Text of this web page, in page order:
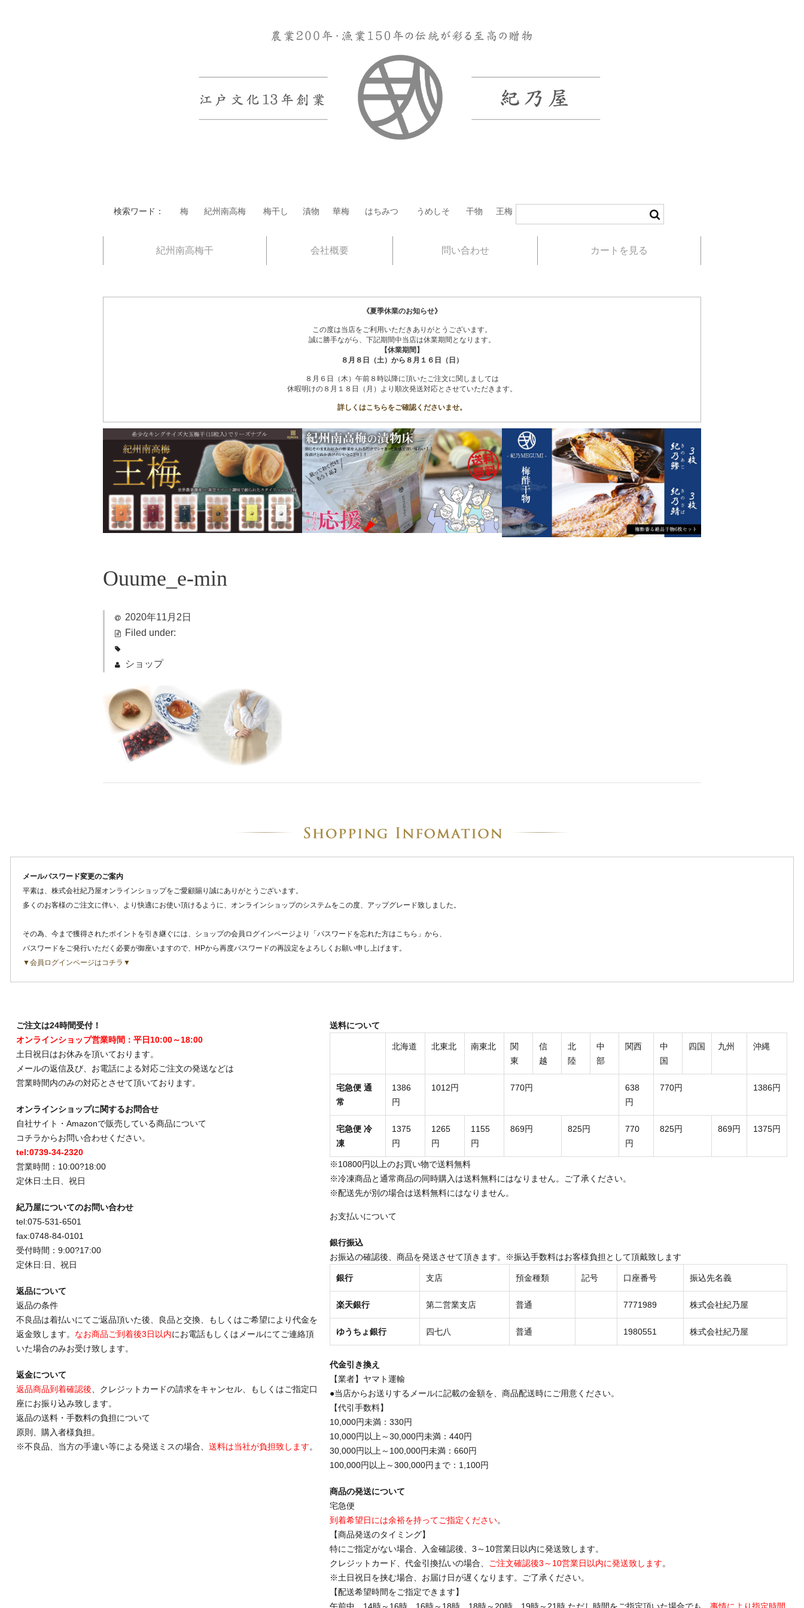
検索ワード： 梅 紀州南高梅 梅干し 漬物 華梅 はちみつ うめしそ 干物 王梅
紀州南高梅干 会社概要 問い合わせ カートを見る
《夏季休業のお知らせ》
この度は当店をご利用いただきありがとうございます。
誠に勝手ながら、下記期間中当店は休業期間となります。
【休業期間】
８月８日（土）から８月１６日（日）
８月６日（木）午前８時以降に頂いたご注文に関しましては
休暇明けの８月１８日（月）より順次発送対応とさせていただきます。
詳しくはこちらをご確認くださいませ。
Ouume_e-min
2020年11月2日
Filed under:
ショップ
メールパスワード変更のご案内
平素は、株式会社紀乃屋オンラインショップをご愛顧賜り誠にありがとうございます。
多くのお客様のご注文に伴い、より快適にお使い頂けるように、オンラインショップのシステムをこの度、アップグレード致しました。
その為、今まで獲得されたポイントを引き継ぐには、ショップの会員ログインページより「パスワードを忘れた方はこちら」から、
パスワードをご発行いただく必要が御座いますので、HPから再度パスワードの再設定をよろしくお願い申し上げます。
▼会員ログインページはコチラ▼
ご注文は24時間受付！
オンラインショップ営業時間：平日10:00～18:00
土日祝日はお休みを頂いております。
メールの返信及び、お電話による対応ご注文の発送などは
営業時間内のみの対応とさせて頂いております。
オンラインショップに関するお問合せ
自社サイト・Amazonで販売している商品について
コチラからお問い合わせください。
tel:0739-34-2320
営業時間：10:00?18:00
定休日:土日、祝日
紀乃屋についてのお問い合わせ
tel:075-531-6501
fax:0748-84-0101
受付時間：9:00?17:00
定休日:日、祝日
返品について
返品の条件
不良品は着払いにてご返品頂いた後、良品と交換、もしくはご希望により代金を
返金致します。 なお商品ご到着後3日以内にお電話もしくはメールにてご連絡頂
いた場合のみお受け致します。
返金について
返品商品到着確認後 、クレジットカードの請求をキャンセル、もしくはご指定口
座にお振り込み致します。
返品の送料・手数料の負担について
原則、購入者様負担。
※不良品、当方の手違い等による発送ミスの場合、送料は当社が負担致します。
送料について
北海道 北東北 南東北
関
東
信
越
北
陸
中
部
関西
中
国
四国 九州 沖縄
宅急便 通
常
1386
円
1012円 770円
638
円
770円 1386円
宅急便 冷
凍
1375
円
1265
円
1155
円
869円 825円
770
円
825円 869円 1375円
※10800円以上のお買い物で送料無料
※冷凍商品と通常商品の同時購入は送料無料にはなりません。ご了承ください。
※配送先が別の場合は送料無料にはなりません。
お支払いについて
銀行振込
お振込の確認後、商品を発送させて頂きます。※振込手数料はお客様負担として頂戴致します
銀行 支店 預金種類 記号 口座番号 振込先名義
楽天銀行 第二営業支店 普通 7771989 株式会社紀乃屋
ゆうちょ銀行 四七八 普通 1980551 株式会社紀乃屋
代金引き換え
【業者】ヤマト運輸
●当店からお送りするメールに記載の金額を、商品配送時にご用意ください。
【代引手数料】
10,000円未満：330円
10,000円以上～30,000円未満：440円
30,000円以上～100,000円未満：660円
100,000円以上～300,000円まで：1,100円
商品の発送について
宅急便
到着希望日には余裕を持ってご指定ください。
【商品発送のタイミング】
特にご指定がない場合、入金確認後、3～10営業日以内に発送致します。
クレジットカード、代金引換払いの場合、
ご注文確認後3～10営業日以内に発送致します。
※土日祝日を挟む場合、お届け日が遅くなります。ご了承ください。
【配送希望時間をご指定できます】
午前中、14時～16時、16時～18時、18時～20時、19時～21時 ただし時間をご指定頂いた場合でも、事情により指定時間